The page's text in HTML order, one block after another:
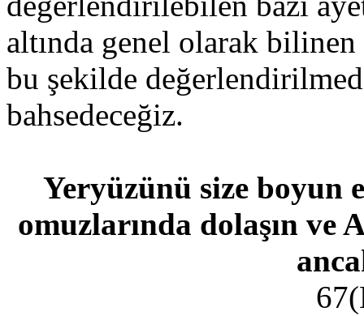
altında genel olarak
bu şekilde
bahsedeceğiz.
Yeryüzünü size boyun
omuzlarında dolaşın ve